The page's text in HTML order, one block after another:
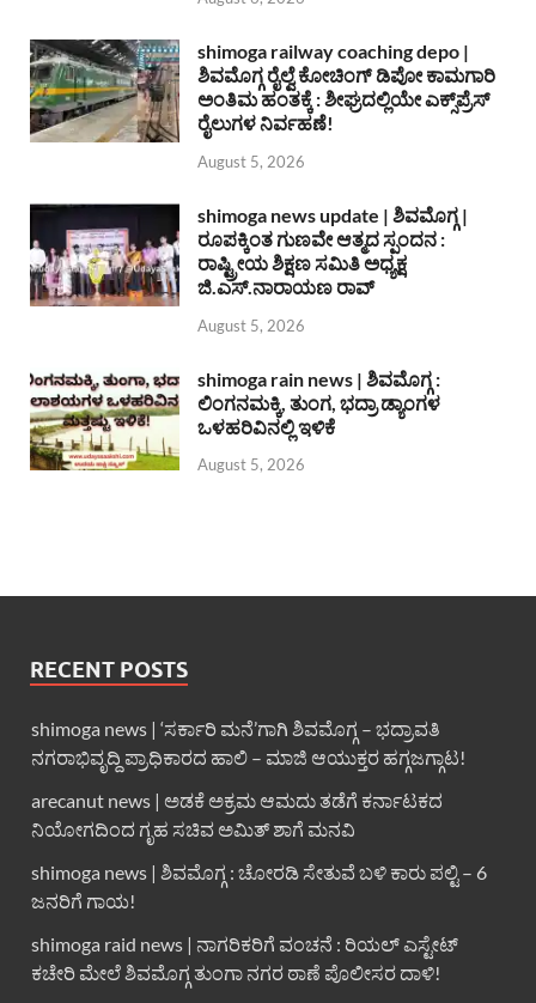
shimoga railway coaching depo |
ಶಿವಮೊಗ್ಗ ರೈಲ್ವೆ ಕೋಚಿಂಗ್ ಡಿಪೋ ಕಾಮಗಾರಿ
ಅಂತಿಮ ಹಂತಕ್ಕೆ : ಶೀಘ್ರದಲ್ಲಿಯೇ ಎಕ್ಸ್‌ಪ್ರೆಸ್
ರೈಲುಗಳ ನಿರ್ವಹಣೆ!
August 5, 2026
shimoga news update | ಶಿವಮೊಗ್ಗ |
ರೂಪಕ್ಕಿಂತ ಗುಣವೇ ಆತ್ಮದ ಸ್ಪಂದನ :
ರಾಷ್ಟ್ರೀಯ ಶಿಕ್ಷಣ ಸಮಿತಿ ಅಧ್ಯಕ್ಷ
ಜಿ.ಎಸ್.ನಾರಾಯಣ ರಾವ್
August 5, 2026
shimoga rain news | ಶಿವಮೊಗ್ಗ :
ಲಿಂಗನಮಕ್ಕಿ, ತುಂಗ, ಭದ್ರಾ ಡ್ಯಾಂಗಳ
ಒಳಹರಿವಿನಲ್ಲಿ ಇಳಿಕೆ
August 5, 2026
RECENT POSTS
shimoga news | ‘ಸರ್ಕಾರಿ ಮನೆ’ಗಾಗಿ ಶಿವಮೊಗ್ಗ – ಭದ್ರಾವತಿ
ನಗರಾಭಿವೃದ್ದಿ ಪ್ರಾಧಿಕಾರದ ಹಾಲಿ – ಮಾಜಿ ಆಯುಕ್ತರ ಹಗ್ಗಜಗ್ಗಾಟ!
arecanut news | ಅಡಕೆ ಅಕ್ರಮ ಆಮದು ತಡೆಗೆ ಕರ್ನಾಟಕದ
ನಿಯೋಗದಿಂದ ಗೃಹ ಸಚಿವ ಅಮಿತ್ ಶಾಗೆ ಮನವಿ
shimoga news | ಶಿವಮೊಗ್ಗ : ಚೋರಡಿ ಸೇತುವೆ ಬಳಿ ಕಾರು ಪಲ್ಟಿ – 6
ಜನರಿಗೆ ಗಾಯ!
shimoga raid news | ನಾಗರಿಕರಿಗೆ ವಂಚನೆ : ರಿಯಲ್ ಎಸ್ಟೇಟ್
ಕಚೇರಿ ಮೇಲೆ ಶಿವಮೊಗ್ಗ ತುಂಗಾ ನಗರ ಠಾಣೆ ಪೊಲೀಸರ ದಾಳಿ!